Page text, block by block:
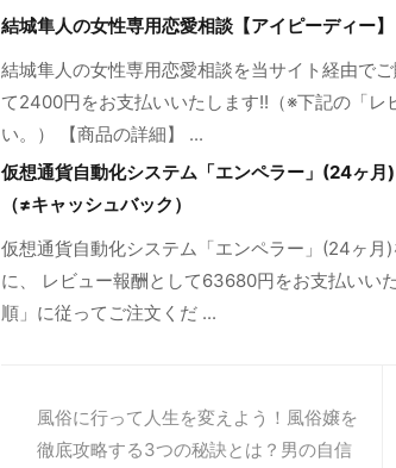
結城隼人の女性専用恋愛相談【アイピーディー
結城隼人の女性専用恋愛相談を当サイト経由で
て2400円をお支払いいたします!!（※下記の「レ
い。） 【商品の詳細】 ...
仮想通貨自動化システム「エンペラー」(24ヶ
（≠キャッシュバック）
仮想通貨自動化システム「エンペラー」(24ヶ月
に、 レビュー報酬として63680円をお支払いい
順」に従ってご注文くだ ...
風俗に行って人生を変えよう！風俗嬢を
徹底攻略する3つの秘訣とは？男の自信